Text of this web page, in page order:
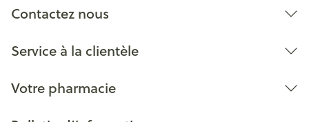
Contactez nous
Service à la clientèle
Votre pharmacie